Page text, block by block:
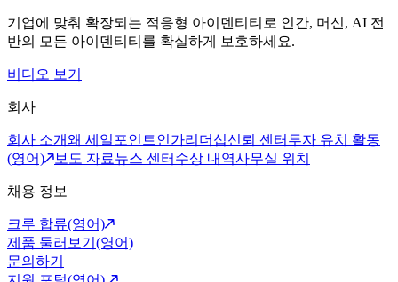
기업에 맞춰 확장되는 적응형 아이덴티티로 인간, 머신, AI 전
반의 모든 아이덴티티를 확실하게 보호하세요.
비디오 보기
회사
회사 소개왜 세일포인트인가리더십신뢰 센터 투자 유치 활동
(영어)
보도 자료뉴스 센터 수상 내역사무실 위치
채용 정보
크루 합류(영어)
제품 둘러보기(영어)
문의하기